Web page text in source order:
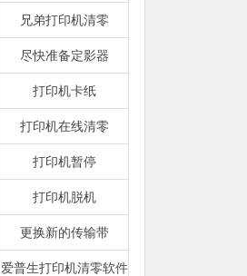
兄弟打印机清零
尽快准备定影器
打印机卡纸
打印机在线清零
打印机暂停
打印机脱机
更换新的传输带
爱普生打印机清零软件